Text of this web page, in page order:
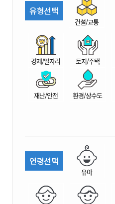
시
산
유형선택
건설/교통
경제/일자리 토지/주택
재난/안전 환경/상수도
연령선택
유아